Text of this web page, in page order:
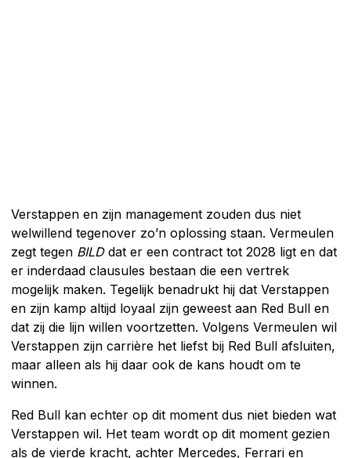
Verstappen en zijn management zouden dus niet
welwillend tegenover zo’n oplossing staan. Vermeulen
zegt tegen BILD dat er een contract tot 2028 ligt en dat
er inderdaad clausules bestaan die een vertrek
mogelijk maken. Tegelijk benadrukt hij dat Verstappen
en zijn kamp altijd loyaal zijn geweest aan Red Bull en
dat zij die lijn willen voortzetten. Volgens Vermeulen wil
Verstappen zijn carrière het liefst bij Red Bull afsluiten,
maar alleen als hij daar ook de kans houdt om te
winnen.
Red Bull kan echter op dit moment dus niet bieden wat
Verstappen wil. Het team wordt op dit moment gezien
als de vierde kracht, achter Mercedes, Ferrari en